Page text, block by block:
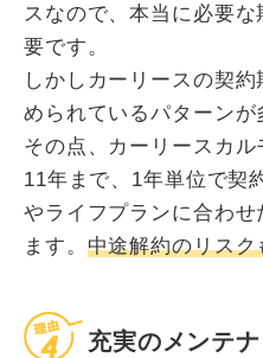
スなので、本当に必要
要です。
しかしカーリースの契
められているパターンが
その点、カーリースカ
11年まで、1年単位で契
やライフプランに合わ
ます。 中途解約のリスク
充実のメンテ